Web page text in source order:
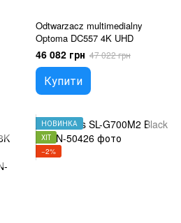
Odtwarzacz multimedialny
Optoma DC557 4K UHD
46 082 грн 47 022 грн
Купити
НОВИНКА
ХІТ
−2%